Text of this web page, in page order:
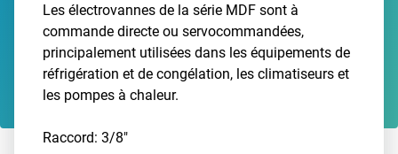
Les électrovannes de la série MDF sont à
commande directe ou servocommandées,
principalement utilisées dans les équipements de
réfrigération et de congélation, les climatiseurs et
les pompes à chaleur.
Raccord: 3/8"